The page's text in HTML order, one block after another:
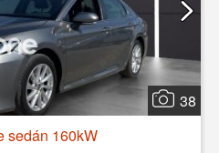
38
sedán 160kW